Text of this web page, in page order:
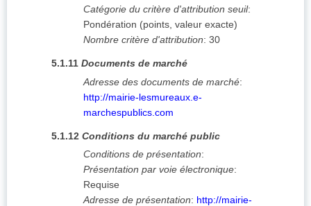
Catégorie du critère d'attribution seuil:
Pondération (points, valeur exacte)
Nombre critère d'attribution: 30
5.1.11 Documents de marché
Adresse des documents de marché:
http://mairie-lesmureaux.e-
marchespublics.com
5.1.12 Conditions du marché public
Conditions de présentation:
Présentation par voie électronique:
Requise
Adresse de présentation: http://mairie-